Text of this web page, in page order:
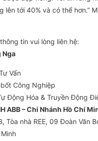
lên tới 40% và có thể hơn.”
tin vui lòng liên hệ:
Nga
Vấn
Công Nghiệp
Động Hóa & Truyền Động
ABB – Chi Nhánh Hồ Chí
Tòa nhà REE, 09 Đoàn Văn